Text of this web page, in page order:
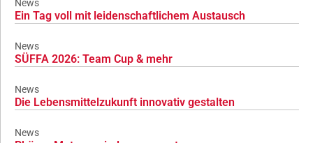
News
Ein Tag voll mit leidenschaftlichem Austausch
News
SÜFFA 2026: Team Cup & mehr
News
Die Lebensmittelzukunft innovativ gestalten
News